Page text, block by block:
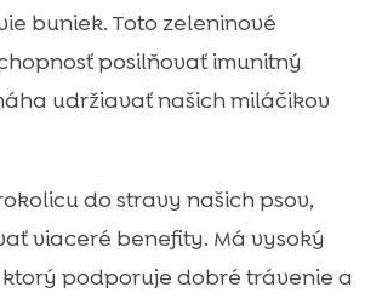
buniek. Toto zeleninové
posilňovať imunitný
udržiavať našich miláčikov
do stravy našich psov,
viaceré benefity. Má vysoký
podporuje dobré trávenie a